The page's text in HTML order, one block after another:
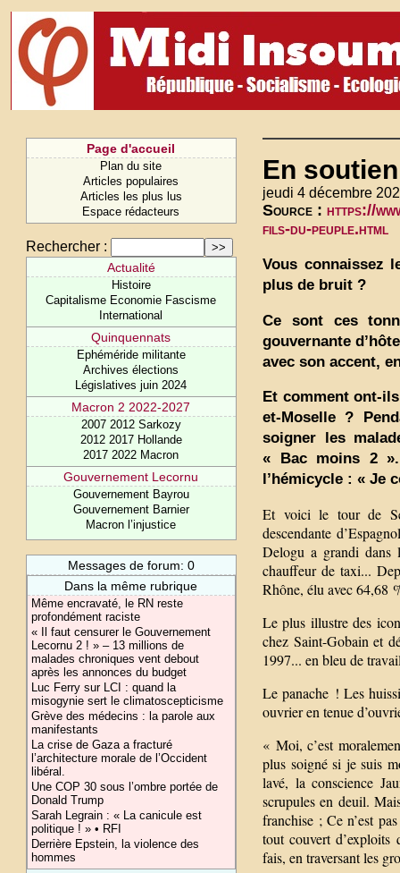
Page d'accueil
Plan du site
Articles populaires
Articles les plus lus
Espace rédacteurs
Rechercher :
Actualité
Histoire
Capitalisme Economie Fascisme
International
Quinquennats
Ephéméride militante
Archives élections
Législatives juin 2024
Macron 2 2022-2027
2007 2012 Sarkozy
2012 2017 Hollande
2017 2022 Macron
Gouvernement Lecornu
Gouvernement Bayrou
Gouvernement Barnier
Macron l’injustice
Messages de forum: 0
Dans la même rubrique
Même encravaté, le RN reste
profondément raciste
« Il faut censurer le Gouvernement
Lecornu 2 ! » – 13 millions de
malades chroniques vent debout
après les annonces du budget
Luc Ferry sur LCI : quand la
misogynie sert le climatoscepticisme
Grève des médecins : la parole aux
manifestants
La crise de Gaza a fracturé
l’architecture morale de l’Occident
libéral.
Une COP 30 sous l’ombre portée de
Donald Trump
Sarah Legrain : « La canicule est
politique ! » • RFI
Derrière Epstein, la violence des
hommes
En
jeudi 4 décembre
Source : https://
fils-du-peuple.html
Vous connaissez
plus de bruit ?
Ce sont ces
gouvernante
avec son accent,
Et comment ont-
et-Moselle ?
soigner les
« Bac moins 2
l’hémicycle : « Je
Et voici le tour de
descendante
Delogu a grandi dans
chauffeur de taxi...
Rhône, élu avec 64,68
Le plus illustre des
chez Saint-Gobain et
1997... en bleu de
Le panache ! Les
ouvrier en tenue
« Moi, c’est
plus soigné si je suis
lavé, la conscience
scrupules en deuil.
franchise ; Ce n’est
tout couvert d’exploits
fais, en traversant les